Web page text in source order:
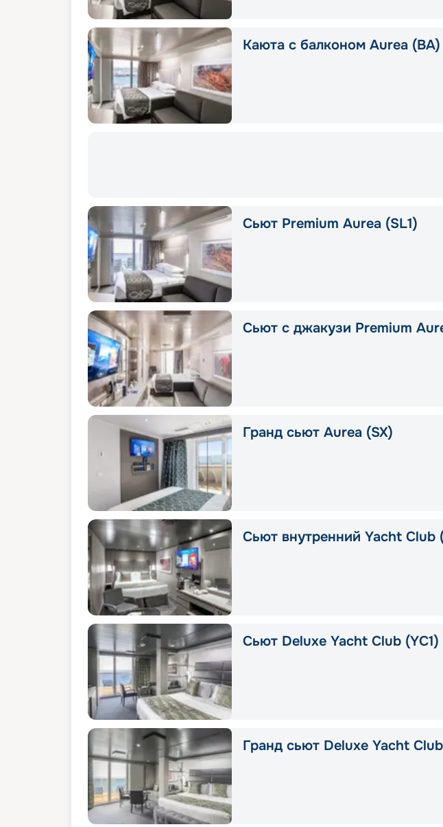
Каюта с балконом Aurea (BA)
Сьют Premium Aurea (SL1)
Сьют с джакузи Premium
Гранд сьют Aurea (SX)
Сьют внутренний Yacht Club
Сьют Deluxe Yacht Club (YC1)
Гранд сьют Deluxe Yacht